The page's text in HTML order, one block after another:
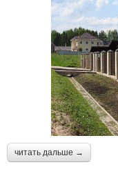
читать дальше →